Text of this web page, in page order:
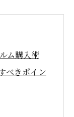
ム購入術
べきポイン